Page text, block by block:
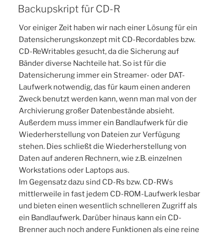
AM
Backupskript für CD-R
Vor einiger Zeit haben wir nach einer Lösung für ein
Datensicherungskonzept mit CD-Recordables bzw.
CD-ReWritables gesucht, da die Sicherung auf
Bänder diverse Nachteile hat. So ist für die
Datensicherung immer ein Streamer- oder DAT-
Laufwerk notwendig, das für kaum einen anderen
Zweck benutzt werden kann, wenn man mal von der
Archivierung großer Datenbestände absieht.
Außerdem muss immer ein Bandlaufwerk für die
Wiederherstellung von Dateien zur Verfügung
stehen. Dies schließt die Wiederherstellung von
Daten auf anderen Rechnern, wie z.B. einzelnen
Workstations oder Laptops aus.
Im Gegensatz dazu sind CD-Rs bzw. CD-RWs
mittlerweile in fast jedem CD-ROM-Laufwerk lesbar
und bieten einen wesentlich schnelleren Zugriff als
ein Bandlaufwerk. Darüber hinaus kann ein CD-
Brenner auch noch andere Funktionen als eine reine